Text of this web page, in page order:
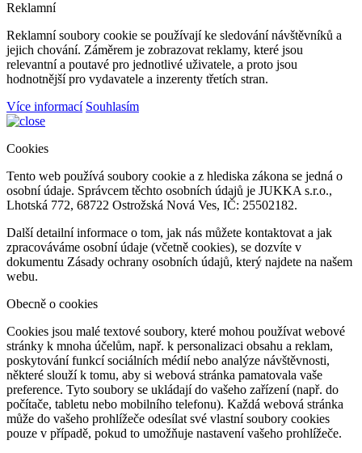
Reklamní
Reklamní soubory cookie se používají ke sledování návštěvníků a
jejich chování. Záměrem je zobrazovat reklamy, které jsou
relevantní a poutavé pro jednotlivé uživatele, a proto jsou
hodnotnější pro vydavatele a inzerenty třetích stran.
Více informací Souhlasím
Cookies
Tento web používá soubory cookie a z hlediska zákona se jedná o
osobní údaje. Správcem těchto osobních údajů je JUKKA s.r.o.,
Lhotská 772, 68722 Ostrožská Nová Ves, IČ: 25502182.
Další detailní informace o tom, jak nás můžete kontaktovat a jak
zpracováváme osobní údaje (včetně cookies), se dozvíte v
dokumentu Zásady ochrany osobních údajů, který najdete na našem
webu.
Obecně o cookies
Cookies jsou malé textové soubory, které mohou používat webové
stránky k mnoha účelům, např. k personalizaci obsahu a reklam,
poskytování funkcí sociálních médií nebo analýze návštěvnosti,
některé slouží k tomu, aby si webová stránka pamatovala vaše
preference. Tyto soubory se ukládají do vašeho zařízení (např. do
počítače, tabletu nebo mobilního telefonu). Každá webová stránka
může do vašeho prohlížeče odesílat své vlastní soubory cookies
pouze v případě, pokud to umožňuje nastavení vašeho prohlížeče.